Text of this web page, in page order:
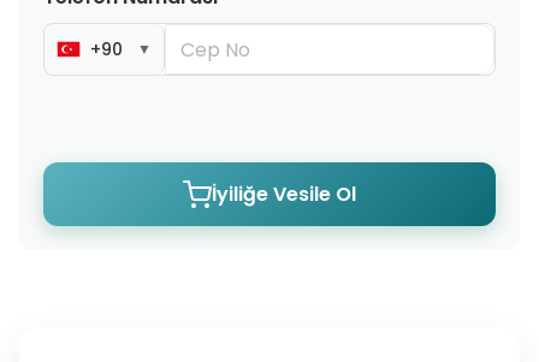
+90 ▼
İyiliğe Vesile Ol